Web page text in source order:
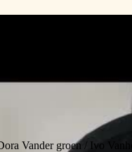
Vander groen / Ivo